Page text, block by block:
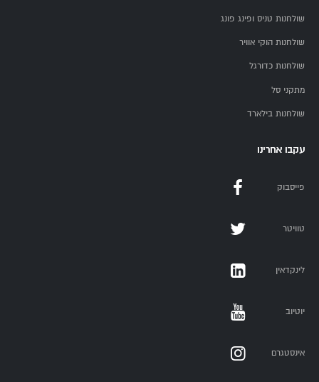
שולחנות טניס ופינג פונג
שולחנות הוקי אוויר
שולחנות כדורגל
מתקני סל
שולחנות בילארד
עקבו אחרינו
פייסבוק
טוויטר
לינקדאין
יוטיוב
אינסטגרם